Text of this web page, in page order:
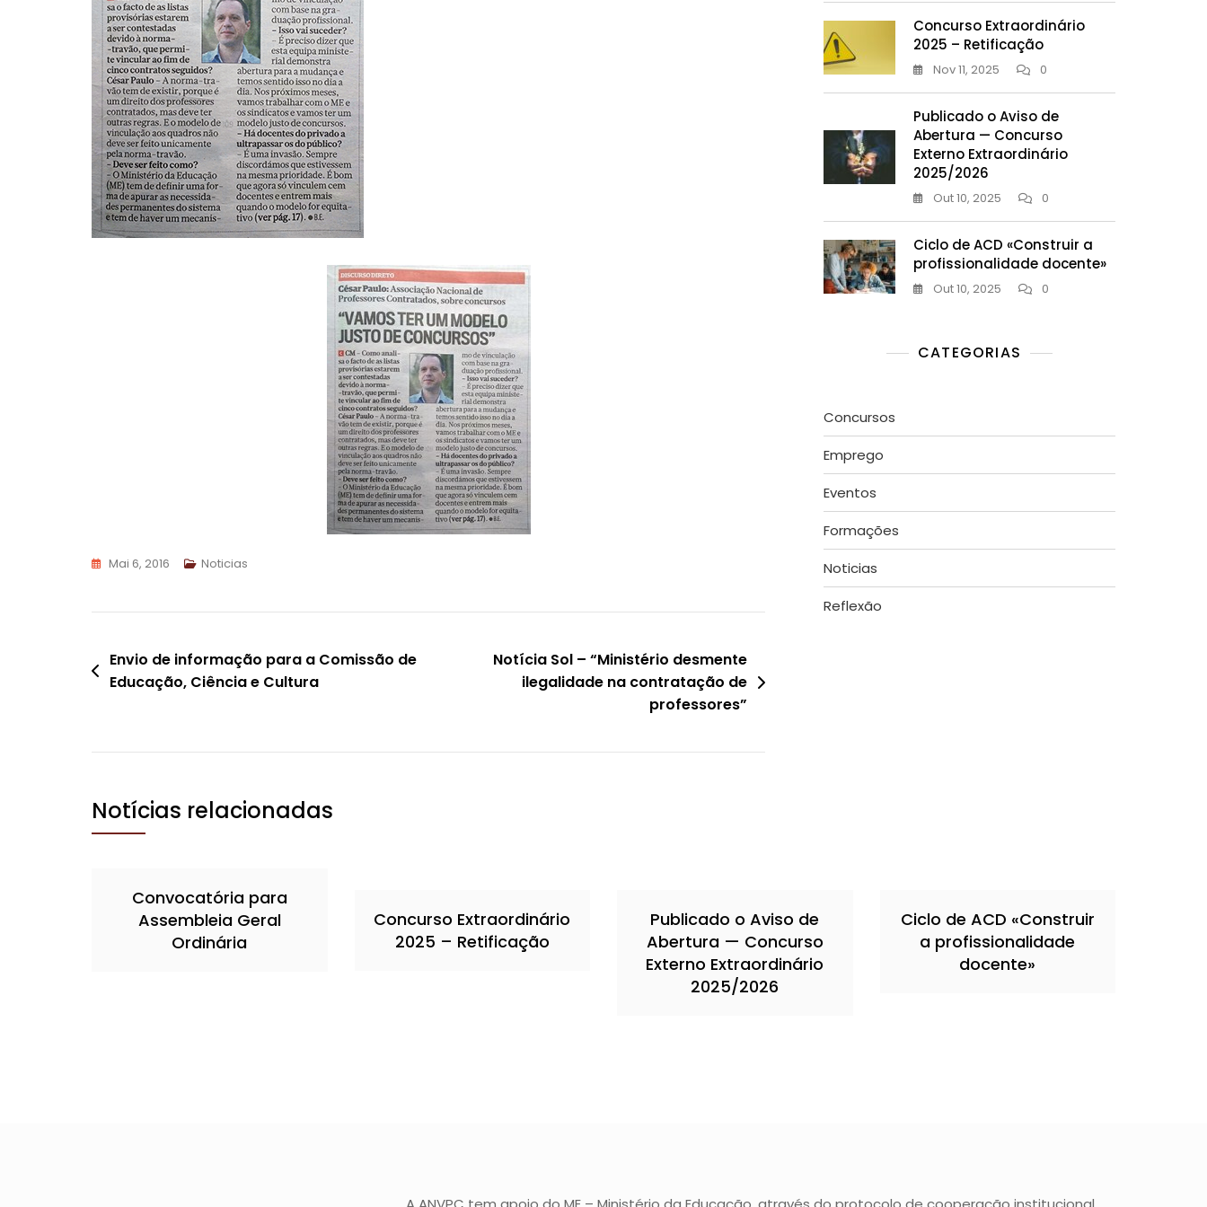
Mai 6, 2016 Noticias
Navegação
de
Envio de informação para a Comissão de
Educação, Ciência e Cultura
Notícia Sol – “Ministério desmente
ilegalidade na contratação de
professores”
Concurso Extraordinário
2025 – Retificação
Nov 11, 2025 0
Publicado o Aviso de
Abertura — Concurso
Externo Extraordinário
2025/2026
Out 10, 2025 0
Ciclo de ACD «Construir a
profissionalidade docente»
Out 10, 2025 0
CATEGORIAS
Concursos
Emprego
Eventos
Formações
Noticias
Reflexão
Notícias relacionadas
Convocatória para
Assembleia Geral
Ordinária
Concurso Extraordinário
2025 – Retificação
Publicado o Aviso de
Abertura — Concurso
Externo Extraordinário
2025/2026
Ciclo de ACD «Construir
a profissionalidade
docente»